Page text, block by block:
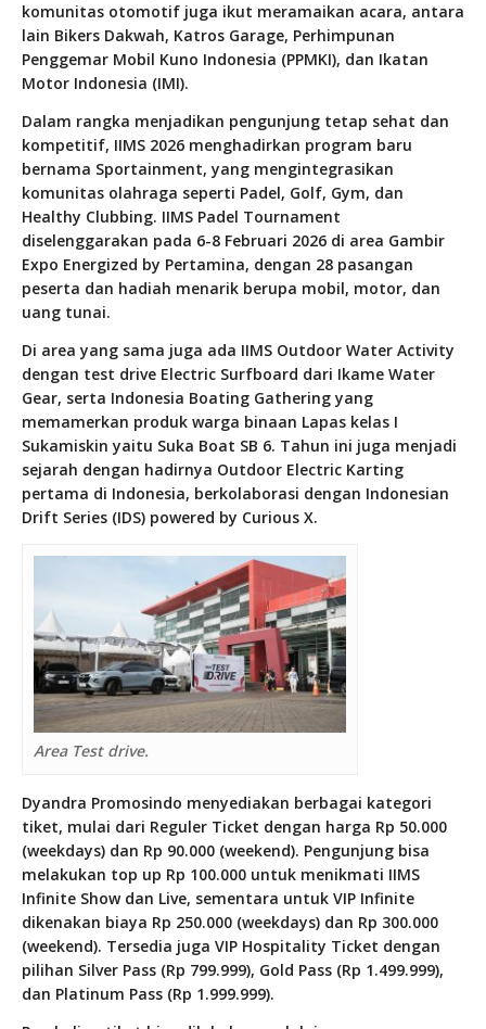
komunitas otomotif juga ikut meramaikan acara, antara
lain Bikers Dakwah, Katros Garage, Perhimpunan
Penggemar Mobil Kuno Indonesia (PPMKI), dan Ikatan
Motor Indonesia (IMI).
Dalam rangka menjadikan pengunjung tetap sehat dan
kompetitif, IIMS 2026 menghadirkan program baru
bernama Sportainment, yang mengintegrasikan
komunitas olahraga seperti Padel, Golf, Gym, dan
Healthy Clubbing. IIMS Padel Tournament
diselenggarakan pada 6-8 Februari 2026 di area Gambir
Expo Energized by Pertamina, dengan 28 pasangan
peserta dan hadiah menarik berupa mobil, motor, dan
uang tunai.
Di area yang sama juga ada IIMS Outdoor Water Activity
dengan test drive Electric Surfboard dari Ikame Water
Gear, serta Indonesia Boating Gathering yang
memamerkan produk warga binaan Lapas kelas I
Sukamiskin yaitu Suka Boat SB 6. Tahun ini juga menjadi
sejarah dengan hadirnya Outdoor Electric Karting
pertama di Indonesia, berkolaborasi dengan Indonesian
Drift Series (IDS) powered by Curious X.
Area Test drive.
Dyandra Promosindo menyediakan berbagai kategori
tiket, mulai dari Reguler Ticket dengan harga Rp 50.000
(weekdays) dan Rp 90.000 (weekend). Pengunjung bisa
melakukan top up Rp 100.000 untuk menikmati IIMS
Infinite Show dan Live, sementara untuk VIP Infinite
dikenakan biaya Rp 250.000 (weekdays) dan Rp 300.000
(weekend). Tersedia juga VIP Hospitality Ticket dengan
pilihan Silver Pass (Rp 799.999), Gold Pass (Rp 1.499.999),
dan Platinum Pass (Rp 1.999.999).